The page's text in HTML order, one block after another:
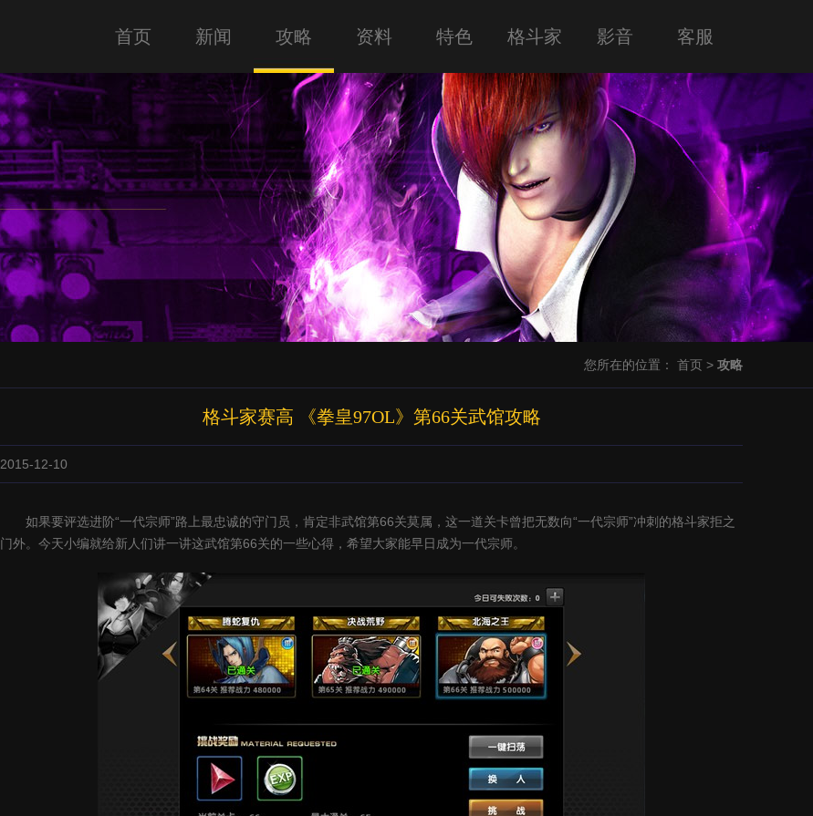
首页 新闻 攻略 资料 特色 格斗家 影音 客服
您所在的位置： 首页 > 攻略
格斗家赛高 《拳皇97OL》第66关武馆攻略
2015-12-10
如果要评选进阶“一代宗师”路上最忠诚的守门员，肯定非武馆第66关莫属，这一道关卡曾把无数向“一代宗师”冲刺的格斗家拒之
门外。今天小编就给新人们讲一讲这武馆第66关的一些心得，希望大家能早日成为一代宗师。